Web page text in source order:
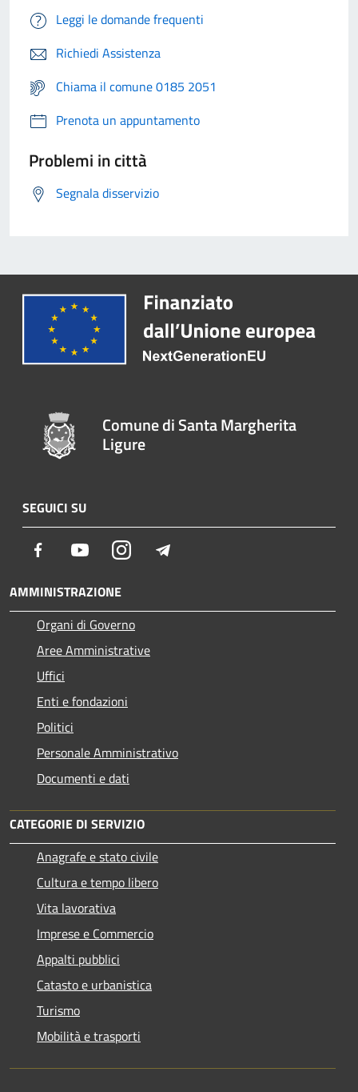
Leggi le domande frequenti
Richiedi Assistenza
Chiama il comune 0185 2051
Prenota un appuntamento
Problemi in città
Segnala disservizio
Comune di Santa Margherita
Ligure
SEGUICI SU
Facebook YoutubeInstagram
AMMINISTRAZIONE
Organi di Governo
Aree Amministrative
Uffici
Enti e fondazioni
Politici
Personale Amministrativo
Documenti e dati
CATEGORIE DI SERVIZIO
Anagrafe e stato civile
Cultura e tempo libero
Vita lavorativa
Imprese e Commercio
Appalti pubblici
Catasto e urbanistica
Turismo
Mobilità e trasporti